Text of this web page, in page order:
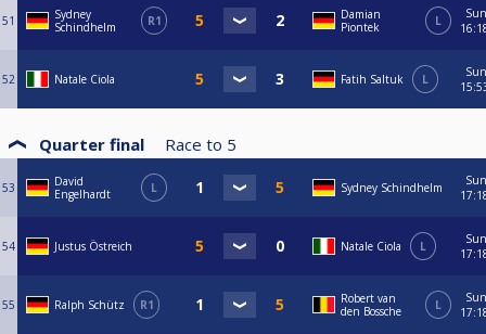
51
Sydney
Schindhelm
R1
Damian
Piontek
L
Sun
52 Natale Ciola Fatih Saltuk L
Sun
Quarter final Race to 5
53
David
Engelhardt
L Sydney Schindhelm
Sun
54 Justus Östreich Natale Ciola L
Sun
55 Ralph Schütz R1
Robert van
den Bossche
L
Sun